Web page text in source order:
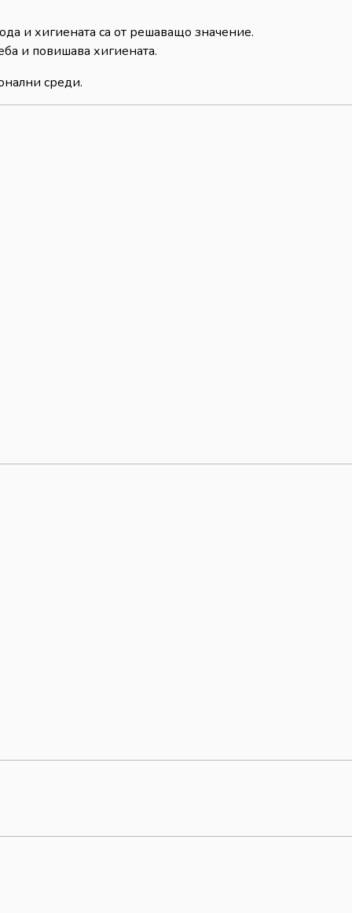
и хигиената са от решаващо значение.
и повишава хигиената.
среди.